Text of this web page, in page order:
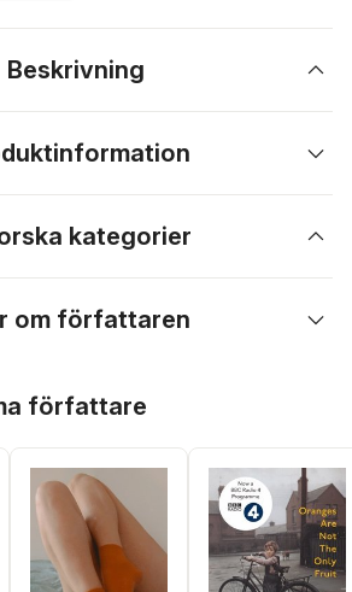
Beskrivning
kategorier
om författaren
författare